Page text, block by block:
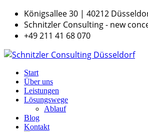
Königsallee 30 | 40212
Schnitzler Consulting - new
+49 211 41 68 070
Start
Über uns
Leistungen
Lösungswege
Ablauf
Blog
Kontakt